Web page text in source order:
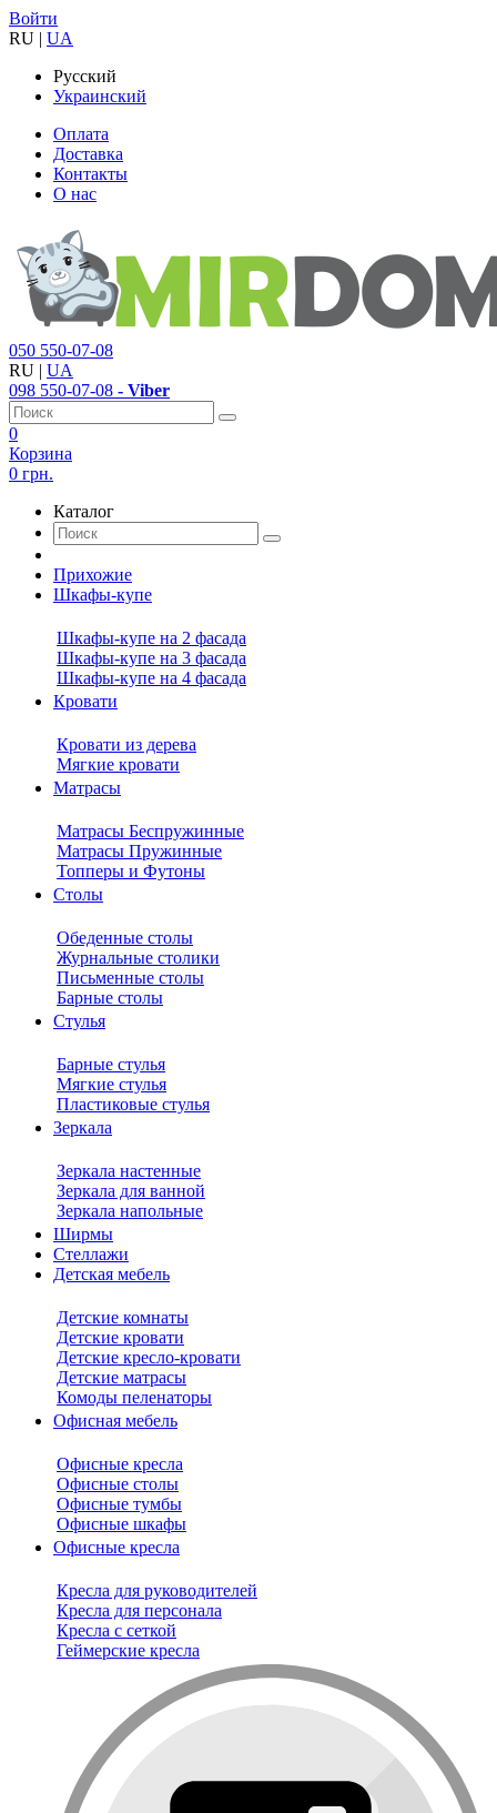
Войти
RU | UA
Русский
Украинский
Оплата
Доставка
Контакты
О нас
050 550-07-08
RU | UA
098 550-07-08 - Viber
0
Корзина
0 грн.
Каталог
Прихожие
Шкафы-купе
Шкафы-купе на 2 фасада
Шкафы-купе на 3 фасада
Шкафы-купе на 4 фасада
Кровати
Кровати из дерева
Мягкие кровати
Матрасы
Матрасы Беспружинные
Матрасы Пружинные
Топперы и Футоны
Столы
Обеденные столы
Журнальные столики
Письменные столы
Барные столы
Стулья
Барные стулья
Мягкие стулья
Пластиковые стулья
Зеркала
Зеркала настенные
Зеркала для ванной
Зеркала напольные
Ширмы
Стеллажи
Детская мебель
Детские комнаты
Детские кровати
Детские кресло-кровати
Детские матрасы
Комоды пеленаторы
Офисная мебель
Офисные кресла
Офисные столы
Офисные тумбы
Офисные шкафы
Офисные кресла
Кресла для руководителей
Кресла для персонала
Кресла с сеткой
Геймерские кресла